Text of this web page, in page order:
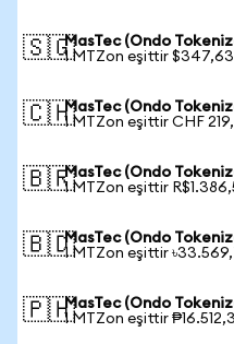
🇸🇬MasTec (Ondo
1 MTZon eşittir $347,63
🇨🇭MasTec (Ondo
1 MTZon eşittir CHF
🇧🇷MasTec (Ondo
1 MTZon eşittir
🇧🇩MasTec (Ondo
1 MTZon eşittir
🇵🇭MasTec (Ondo
1 MTZon eşittir